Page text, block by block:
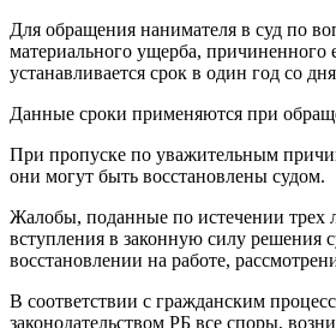
Для обращения нанимателя в суд по
материального ущерба, причиненного
устанавливается срок в один год со
Данные сроки применяются при
При пропуске по уважительным
они могут быть восстановлены судом.
Жалобы, поданные по истечении трех
вступления в законную силу решения
восстановлении на работе,
В соответствии с гражданским
законодательством РБ все споры,